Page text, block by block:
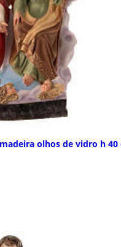
olhos de vidro h 40